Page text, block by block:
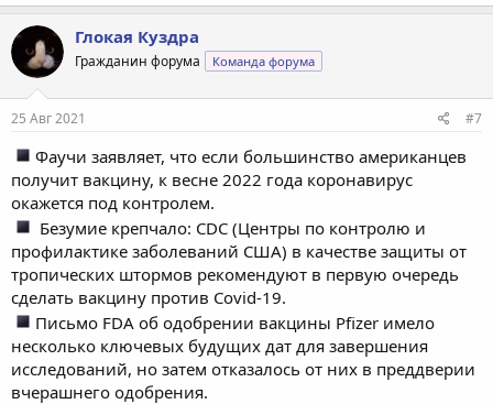
Глокая Куздра
Гражданин форума Команда форума
25 Авг 2021 #7
Фаучи заявляет, что если большинство американцев
получит вакцину, к весне 2022 года коронавирус
окажется под контролем.
Безумие крепчало: CDC (Центры по контролю и
профилактике заболеваний США) в качестве защиты от
тропических штормов рекомендуют в первую очередь
сделать вакцину против Covid-19.
Письмо FDA об одобрении вакцины Pfizer имело
несколько ключевых будущих дат для завершения
исследований, но затем отказалось от них в преддверии
вчерашнего одобрения.